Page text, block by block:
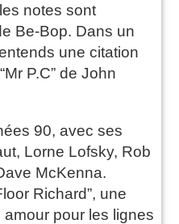
notes sont
Be-Bop. Dans un
une citation
P.C” de John
90, avec ses
Lorne Lofsky, Rob
McKenna.
Richard”, une
pour les lignes